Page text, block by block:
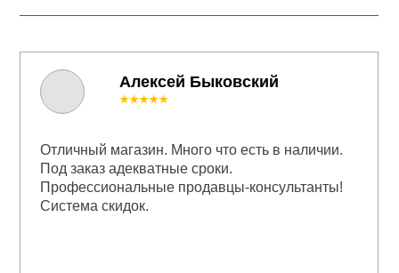
Алексей Быковский
★★★★★
Отличный магазин. Много что есть в наличии.
Под заказ адекватные сроки.
Профессиональные продавцы-консультанты!
Система скидок.